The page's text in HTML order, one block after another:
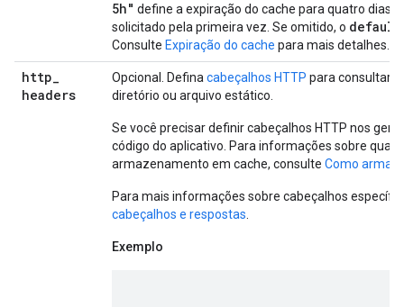
5h" define a expiração do cache para quatro dias
solicitado pela primeira vez. Se omitido, o default
Consulte Expiração do cache para mais detalhes.
http_
headers
Opcional. Defina cabeçalhos HTTP para consultar
diretório ou arquivo estático.
Se você precisar definir cabeçalhos HTTP nos
código do aplicativo. Para informações sobre
armazenamento em cache, consulte Como
Para mais informações sobre cabeçalhos
cabeçalhos e respostas
Exemplo